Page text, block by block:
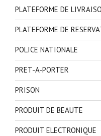
PLATEFORME DE
PLATEFORME DE
POLICE NATIONALE
PRET-A-PORTER
PRISON
PRODUIT DE BEAUTE
PRODUIT ELECTRONIQUE